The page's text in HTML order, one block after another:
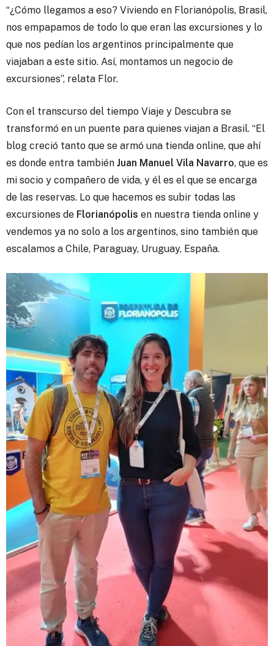
“¿Cómo llegamos a eso? Viviendo en Florianópolis, Brasil,
nos empapamos de todo lo que eran las excursiones y lo
que nos pedían los argentinos principalmente que
viajaban a este sitio. Así, montamos un negocio de
excursiones”, relata Flor.
Con el transcurso del tiempo Viaje y Descubra se
transformó en un puente para quienes viajan a Brasil. “El
blog creció tanto que se armó una tienda online, que ahí
es donde entra también Juan Manuel Vila Navarro, que es
mi socio y compañero de vida, y él es el que se encarga
de las reservas. Lo que hacemos es subir todas las
excursiones de Florianópolis en nuestra tienda online y
vendemos ya no solo a los argentinos, sino también que
escalamos a Chile, Paraguay, Uruguay, España.